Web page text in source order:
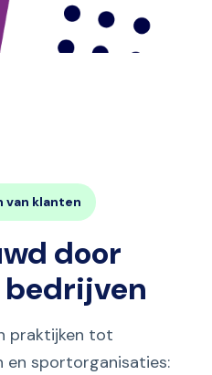
van klanten
door
praktijken tot
en sportorganisaties: